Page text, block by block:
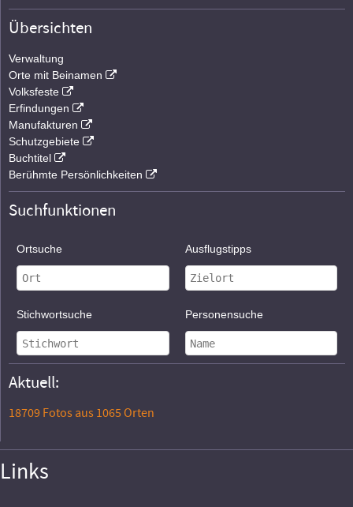
Übersichten
Verwaltung
Orte mit Beinamen
Volksfeste
Erfindungen
Manufakturen
Schutzgebiete
Buchtitel
Berühmte Persönlichkeiten
Suchfunktionen
Ortsuche Ausflugstipps
Stichwortsuche Personensuche
Aktuell:
18709 Fotos aus 1065 Orten
Links